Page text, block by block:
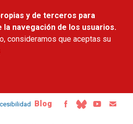
y de terceros para
la navegación de los usuarios.
consideramos que aceptas su
Blog